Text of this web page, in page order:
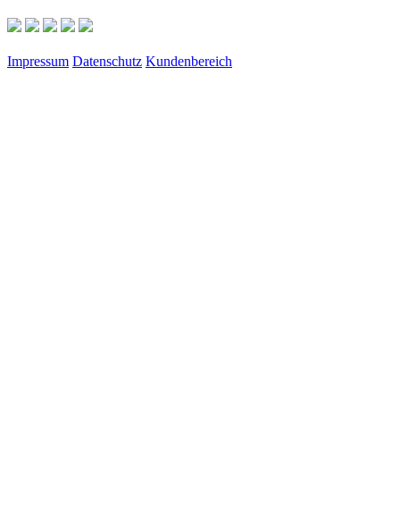
Impressum Datenschutz Kundenbereich